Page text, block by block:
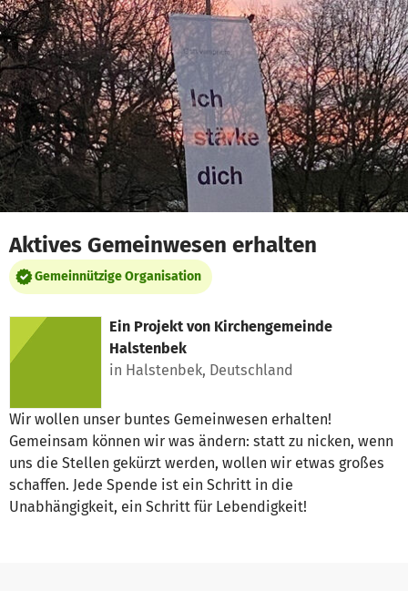
Zum Hauptinhalt springen
Erklärung zur Barrierefreiheit anzeigen
Aktives Gemeinwesen erhalten
Gemeinnützige Organisation
Ein Projekt von Kirchengemeinde
Halstenbek
in Halstenbek, Deutschland
Wir wollen unser buntes Gemeinwesen erhalten!
Gemeinsam können wir was ändern: statt zu nicken, wenn
uns die Stellen gekürzt werden, wollen wir etwas großes
schaffen. Jede Spende ist ein Schritt in die
Unabhängigkeit, ein Schritt für Lebendigkeit!